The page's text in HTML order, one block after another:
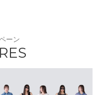
ーン